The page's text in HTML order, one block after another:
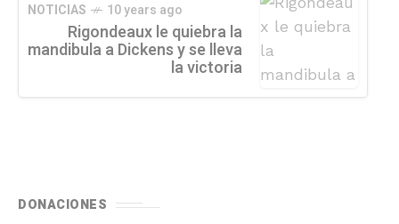
NOTICIAS 10 years ago
Rigondeaux le quiebra la
mandibula a Dickens y se lleva
la victoria
DONACIONES